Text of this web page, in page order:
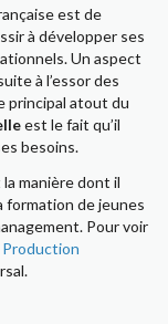
est de
à développer ses
Un aspect
à l’essor des
principal atout du
est le fait qu’il
besoins.
manière dont il
formation de jeunes
Pour voir